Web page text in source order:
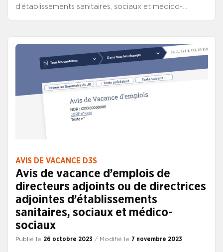
d’établissements sanitaires, sociaux et médico-
DE VACANCE DE CHEF D’ÉTABLISSEMENT
AVIS DE VACANCE D3S
Avis de vacance d’emplois de
directeurs adjoints ou de directrices
adjointes d’établissements
sanitaires, sociaux et médico-
sociaux
Publié le 26 octobre 2023 / Modifié le 7 novembre 2023